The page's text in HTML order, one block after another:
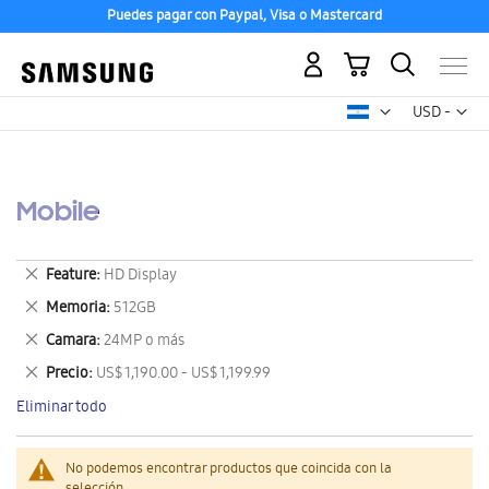
Puedes pagar con Paypal, Visa o Mastercard
USD -
dólar
Mi carrito
Mobile
No podemos encontrar productos que coincida con la
Feature HD Display
Eliminar
este
artículo
Memoria 512GB
Eliminar
este
artículo
Camara 24MP o más
Eliminar
este
artículo
Precio US$ 1,190.00 - US$ 1,199.99
Eliminar
este
artículo
Eliminar todo